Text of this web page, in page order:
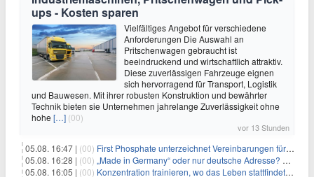
ups - Kosten sparen
Vielfältiges Angebot für verschiedene
Anforderungen Die Auswahl an
Pritschenwagen gebraucht ist
beeindruckend und wirtschaftlich attraktiv.
Diese zuverlässigen Fahrzeuge eignen
sich hervorragend für Transport, Logistik
und Bauwesen. Mit ihrer robusten Konstruktion und bewährter
Technik bieten sie Unternehmen jahrelange Zuverlässigkeit ohne
hohe […] (00)
vor 13 Stunden
05.08. 16:47 | (00) First Phosphate unterzeichnet Vereinbarungen für nicht zu refundierende Zuwendungen in Höhe von 4,84 Mio. $ von der kanadischen Regierung für Straßeninfrastruktur und Stromübertragungsleitungen
05.08. 16:28 | (00) „Made in Germany“ oder nur deutsche Adresse? So erkennen Sie, wo Ihre Leiterplatten wirklich gefertigt werden
05.08. 16:05 | (00) Konzentration trainieren, wo das Leben stattfindet: Mobile EEG-Technologie bringt Neurofeedback in den Alltag